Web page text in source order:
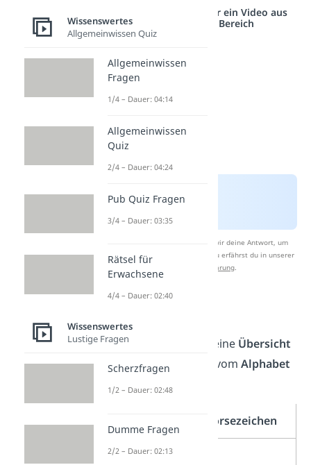
Studyflix vernetzt: Hier ein Video aus
einem anderen Bereich
Nach Beantwortung speichern wir deine Antwort, um
Studyflix zu verbessern. Mehr dazu erfährst du in unserer
Datenschutzerklärung.
Zuerst sehen wir uns eine Übersicht
zu den Morsezeichen vomAlphabet
an:
Morsezeichen
A
Wissenswertes
Allgemeinwissen Quiz
Allgemeinwissen
Fragen
1/4 – Dauer: 04:14
Allgemeinwissen
Quiz
2/4 – Dauer: 04:24
Pub Quiz Fragen
3/4 – Dauer: 03:35
Rätsel für
Erwachsene
4/4 – Dauer: 02:40
Wissenswertes
Lustige Fragen
Scherzfragen
1/2 – Dauer: 02:48
Dumme Fragen
2/2 – Dauer: 02:13